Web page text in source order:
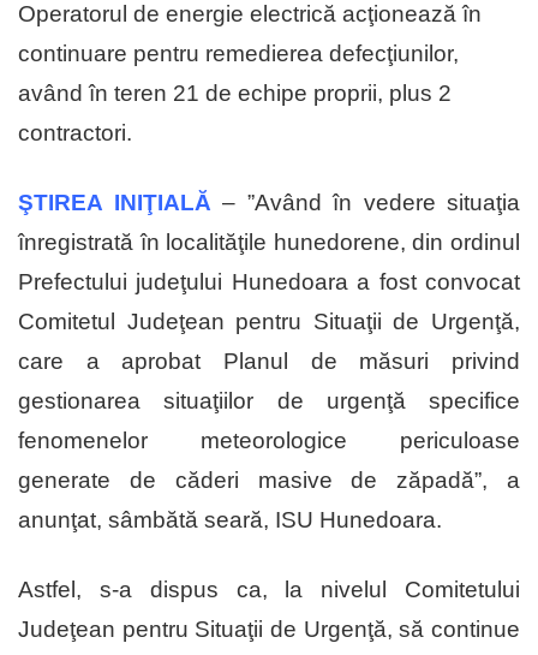
Operatorul de energie electrică acţionează în
continuare pentru remedierea defecţiunilor,
având în teren 21 de echipe proprii, plus 2
contractori.
ŞTIREA INIŢIALĂ – ”Având în vedere situaţia
înregistrată în localităţile hunedorene, din ordinul
Prefectului judeţului Hunedoara a fost convocat
Comitetul Judeţean pentru Situaţii de Urgenţă,
care a aprobat Planul de măsuri privind
gestionarea situaţiilor de urgenţă specifice
fenomenelor meteorologice periculoase
generate de căderi masive de zăpadă”, a
anunţat, sâmbătă seară, ISU Hunedoara.
Astfel, s-a dispus ca, la nivelul Comitetului
Judeţean pentru Situaţii de Urgenţă, să continue